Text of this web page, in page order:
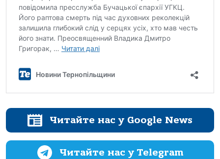
Читайте нас у Google News
Читайте нас у Telegram